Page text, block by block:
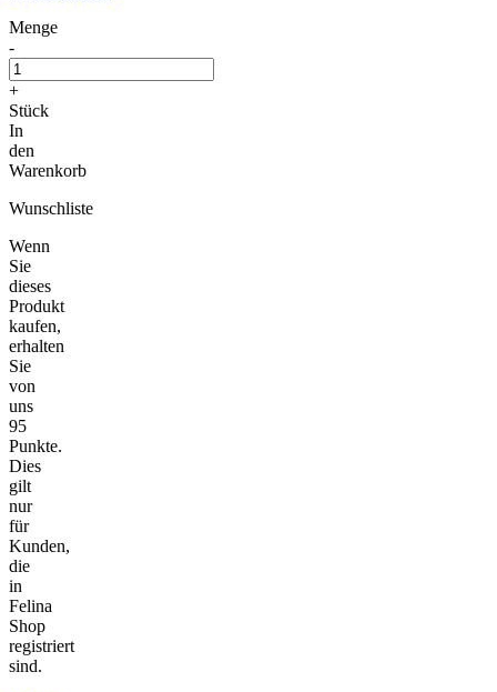
Menge
-
+
Stück
In
den
Warenkorb
Wunschliste
Wenn
Sie
dieses
Produkt
kaufen,
erhalten
Sie
von
uns
95
Punkte.
Dies
gilt
nur
für
Kunden,
die
in
Felina
Shop
registriert
sind.